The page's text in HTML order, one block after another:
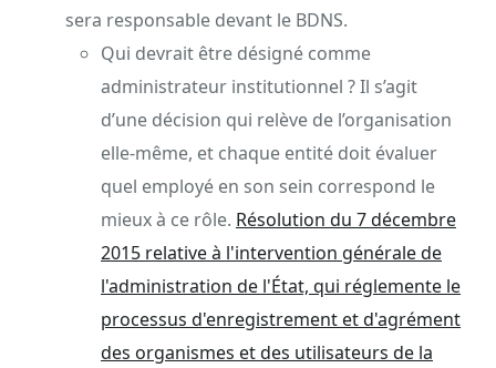
sera responsable devant le BDNS.
Qui devrait être désigné comme
administrateur institutionnel ? Il s’agit
d’une décision qui relève de l’organisation
elle-même, et chaque entité doit évaluer
quel employé en son sein correspond le
mieux à ce rôle. Résolution du 7 décembre
2015 relative à l'intervention générale de
l'administration de l'État, qui réglemente le
processus d'enregistrement et d'agrément
des organismes et des utilisateurs de la